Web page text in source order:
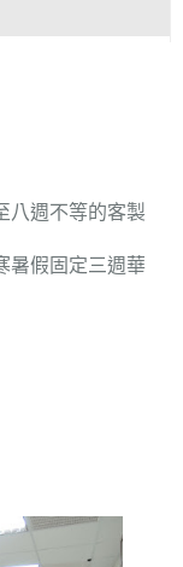
八週不等的客製
暑假固定三週華